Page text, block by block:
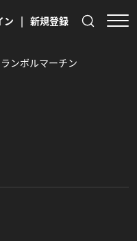
ン | 新規登録
ランボルマーチン